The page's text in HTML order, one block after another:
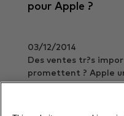
pour Apple ?
03/12/2014
Des ventes tr?s
promettent ? Apple